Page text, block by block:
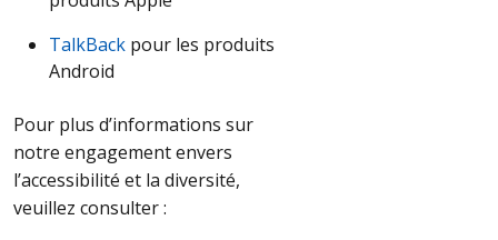
TalkBack pour les produits
Android
Pour plus d’informations sur
notre engagement envers
l’accessibilité et la diversité,
veuillez consulter :